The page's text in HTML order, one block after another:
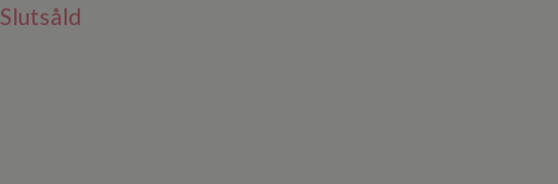
Slutsåld